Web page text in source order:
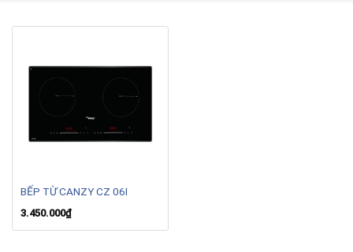
BẾP TỪ CANZY CZ 06I
3.450.000₫